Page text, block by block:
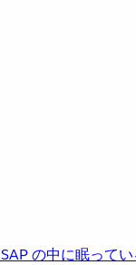
SAP の中に眠って